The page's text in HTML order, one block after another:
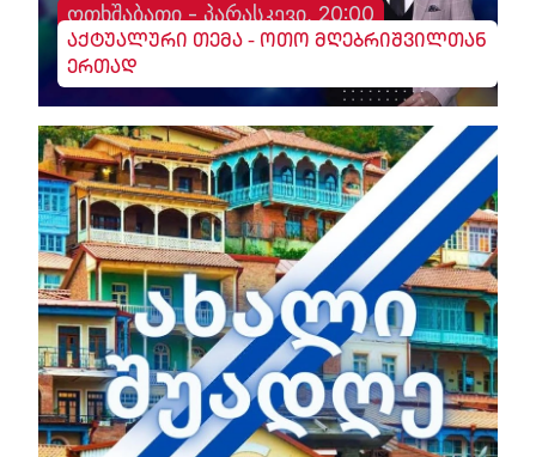
ოთხშაბათი - პარასკევი, 20:00
აქტუალური თემა - ოთო მღებრიშვილთან
ერთად